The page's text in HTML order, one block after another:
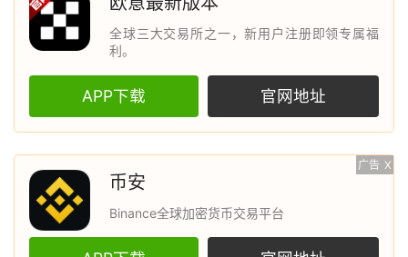
全球三大交易所之一，新用户注册即领专属福
利。
APP下载 官网地址
广告 X
币安
Binance全球加密货币交易平台